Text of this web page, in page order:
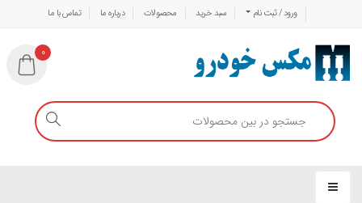
ورود / ثبت نام سبد خرید محصولات درباره ما تماس با ما
0